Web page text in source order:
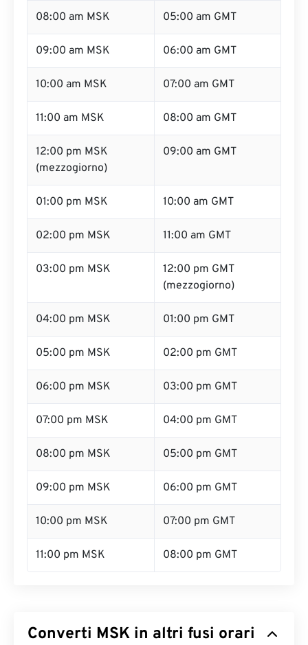
08:00 am MSK 05:00 am GMT
09:00 am MSK 06:00 am GMT
10:00 am MSK 07:00 am GMT
11:00 am MSK 08:00 am GMT
12:00 pm MSK
(mezzogiorno)
09:00 am GMT
01:00 pm MSK 10:00 am GMT
02:00 pm MSK 11:00 am GMT
03:00 pm MSK
12:00 pm GMT
(mezzogiorno)
04:00 pm MSK 01:00 pm GMT
05:00 pm MSK 02:00 pm GMT
06:00 pm MSK 03:00 pm GMT
07:00 pm MSK 04:00 pm GMT
08:00 pm MSK 05:00 pm GMT
09:00 pm MSK 06:00 pm GMT
10:00 pm MSK 07:00 pm GMT
11:00 pm MSK 08:00 pm GMT
Converti MSK in altri fusi orari